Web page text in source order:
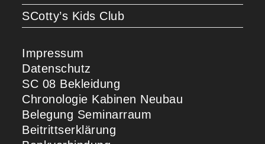
SCotty’s Kids Club
Impressum
Datenschutz
SC 08 Bekleidung
Chronologie Kabinen Neubau
Belegung Seminarraum
Beitrittserklärung